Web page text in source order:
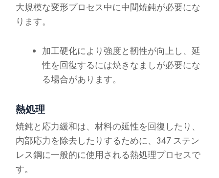
大規模な変形プロセス中に中間焼鈍が必要にな
ります。
加工硬化により強度と靭性が向上し、延
性を回復するには焼きなましが必要にな
る場合があります。
熱処理
焼鈍と応力緩和は、材料の延性を回復したり、
内部応力を除去したりするために、347 ステン
レス鋼に一般的に使用される熱処理プロセスで
す。